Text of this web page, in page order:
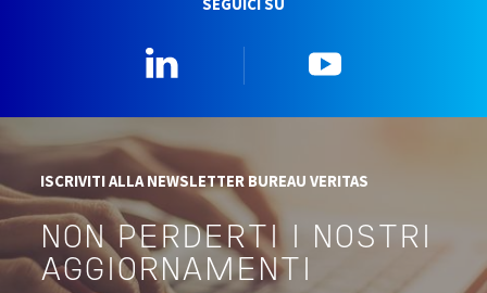
SEGUICI SU
ISCRIVITI ALLA NEWSLETTER BUREAU VERITAS
NON PERDERTI I NOSTRI
AGGIORNAMENTI